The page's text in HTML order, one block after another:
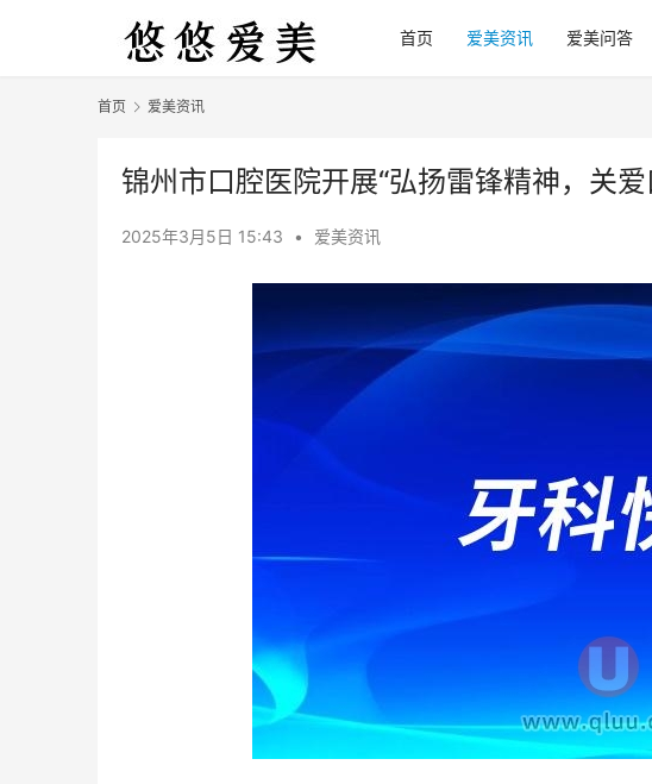
首页 爱美资讯 爱美问答
首页 爱美资讯
锦州市口腔医院开展“弘扬雷锋精神，关
2025年3月5日 15:43 • 爱美资讯